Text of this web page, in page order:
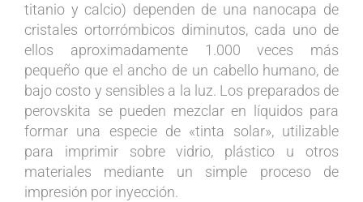
titanio y calcio) dependen de una nanocapa de
cristales ortorrómbicos diminutos, cada uno de
ellos aproximadamente 1.000 veces más
pequeño que el ancho de un cabello humano, de
bajo costo y sensibles a la luz. Los preparados de
perovskita se pueden mezclar en líquidos para
formar una especie de «tinta solar», utilizable
para imprimir sobre vidrio, plástico u otros
materiales mediante un simple proceso de
impresión por inyección.